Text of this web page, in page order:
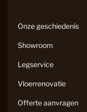
Onze geschiedenis
Showroom
Legservice
Vloerrenovatie
Offerte aanvragen